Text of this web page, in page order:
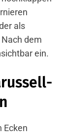
als
dem
ein.
Ecken